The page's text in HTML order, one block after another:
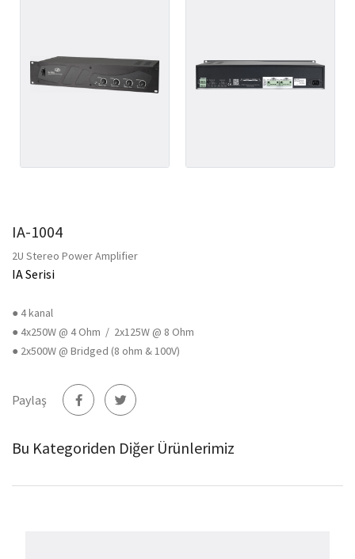
IA-1004
2U Stereo Power Amplifier
IA Serisi
● 4 kanal
● 4x250W @ 4 Ohm / 2x125W @ 8 Ohm
● 2x500W @ Bridged (8 ohm & 100V)
Paylaş
Bu Kategoriden Diğer Ürünlerimiz